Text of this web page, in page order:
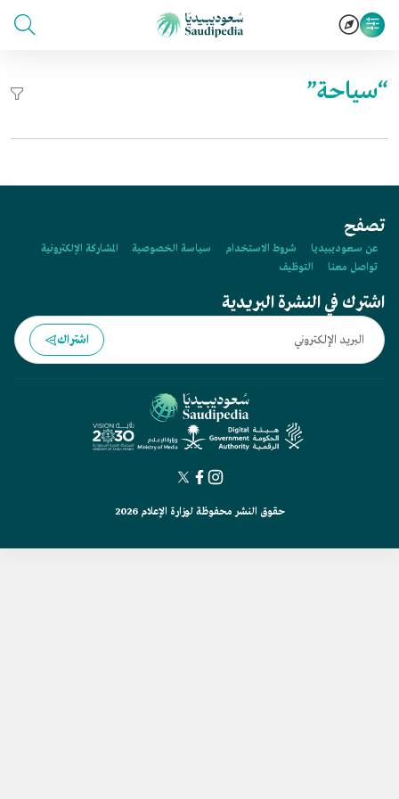
“سياحة”
تصفح
عن سعوديبيديا شروط الاستخدام سياسة الخصوصية
المشاركة الإلكترونية
تواصل معنا
التوظيف
اشترك في النشرة البريدية
اشتراك
حقوق النشر محفوظة لوزارة الإعلام 2026